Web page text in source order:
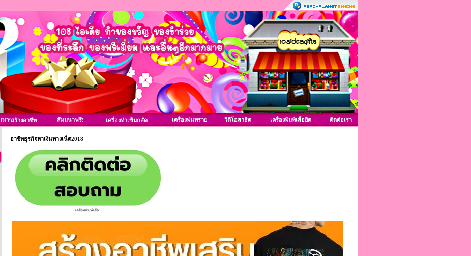
DIYสร้างอาชีพ สัมมนาฟรี! เครื่องทำเข็มกลัด เครื่องพ่นทราย วีดีโอสาธิต เครื่องพิมพ์เสื้อยืด
ติดต่อเรา
อาชีพธุรกิจหาเงินทางเน็ต2018